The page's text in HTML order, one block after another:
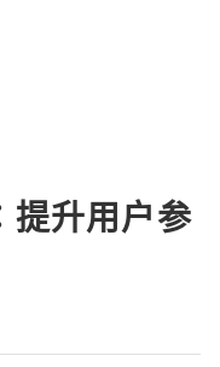
提升用户参